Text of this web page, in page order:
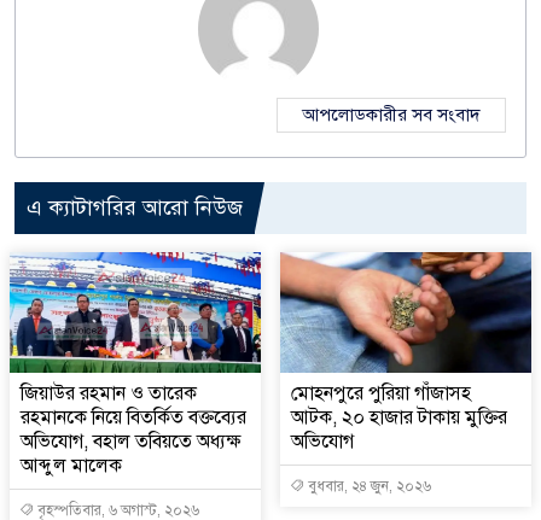
আপলোডকারীর সব সংবাদ
এ ক্যাটাগরির আরো নিউজ
জিয়াউর রহমান ও তারেক
রহমানকে নিয়ে বিতর্কিত বক্তব্যের
অভিযোগ, বহাল তবিয়তে অধ্যক্ষ
আব্দুল মালেক
বৃহস্পতিবার, ৬ অগাস্ট, ২০২৬
মোহনপুরে পুরিয়া গাঁজাসহ
আটক, ২০ হাজার টাকায় মুক্তির
অভিযোগ
বুধবার, ২৪ জুন, ২০২৬